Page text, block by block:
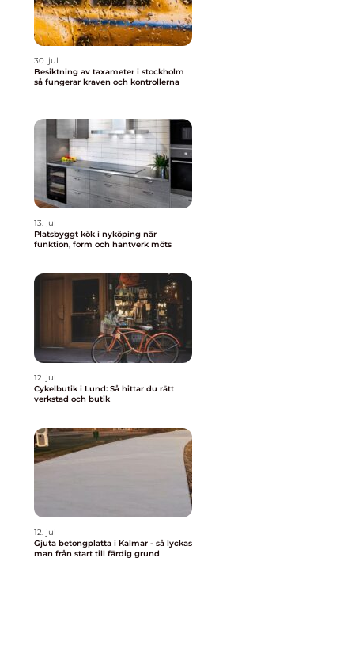
30. jul
Besiktning av taxameter i stockholm
så fungerar kraven och kontrollerna
13. jul
Platsbyggt kök i nyköping när
funktion, form och hantverk möts
12. jul
Cykelbutik i Lund: Så hittar du rätt
verkstad och butik
12. jul
Gjuta betongplatta i Kalmar - så lyckas
man från start till färdig grund